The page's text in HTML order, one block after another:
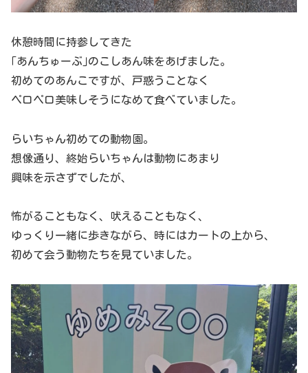
休憩時間に持参してきた
｢あんちゅーぶ｣のこしあん味をあげました。
初めてのあんこですが、戸惑うことなく
ペロペロ美味しそうになめて食べていました。
らいちゃん初めての動物園。
想像通り、終始らいちゃんは動物にあまり
興味を示さずでしたが、
怖がることもなく、吠えることもなく、
ゆっくり一緒に歩きながら、時にはカートの上から、
初めて会う動物たちを見ていました。